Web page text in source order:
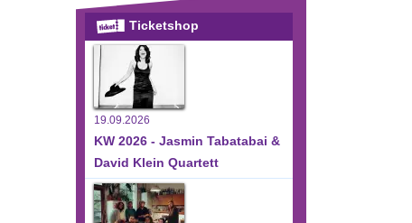
Ticketshop
19.09.2026
KW 2026 - Jasmin Tabatabai &
David Klein Quartett